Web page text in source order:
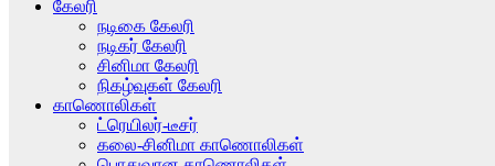
கேலரி
நடிகை கேலரி
நடிகர் கேலரி
சினிமா கேலரி
நிகழ்வுகள் கேலரி
காணொலிகள்
ட்ரெயிலர்-டீசர்
கலை-சினிமா காணொலிகள்